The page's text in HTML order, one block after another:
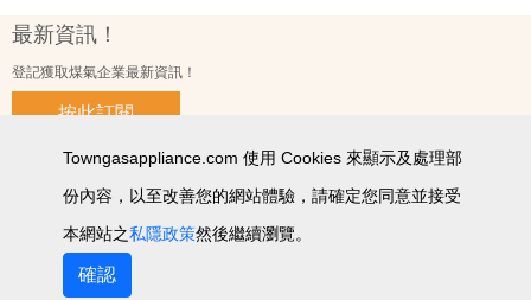
最新資訊！
登記獲取煤氣企業最新資訊！
按此訂閱
使用條款及細則 私隱政策聲明
個人資料收集聲明
Towngasappliance.com 使用 Cookies 來顯示及處理部
份內容，以至改善您的網站體驗，請確定您同意並接受
本網站之私隱政策然後繼續瀏覽。
確認